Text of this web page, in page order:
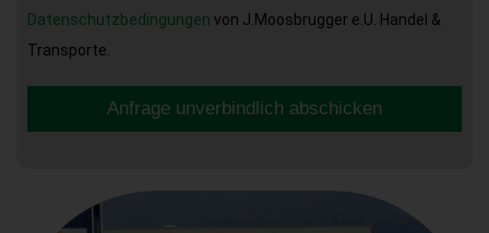
Datenschutzbedingungen von J.Moosbrugger e.U. Handel &
Transporte.
Anfrage unverbindlich abschicken